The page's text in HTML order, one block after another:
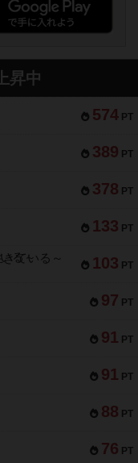
昇中
574 PT
389 PT
378 PT
133 PT
103 PT
ている～
97 PT
91 PT
91 PT
88 PT
76 PT